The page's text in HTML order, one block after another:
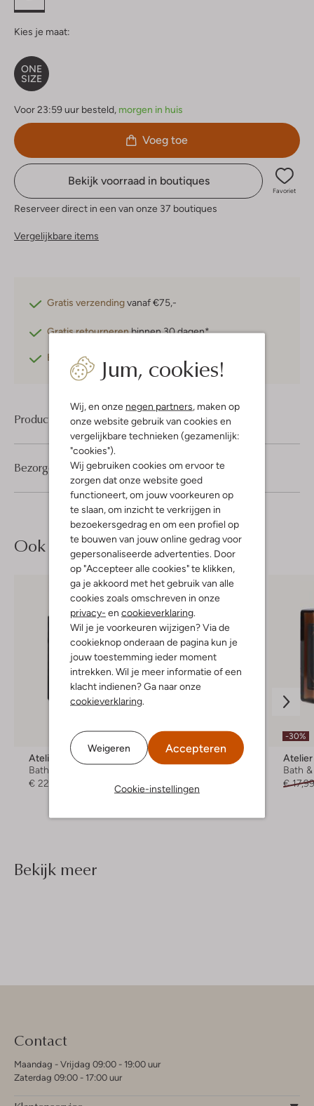
Jum, cookies!
Wij, en onze negen partners, maken op
onze website gebruik van cookies en
vergelijkbare technieken (gezamenlijk:
"cookies").
Wij gebruiken cookies om ervoor te
zorgen dat onze website goed
functioneert, om jouw voorkeuren op
te slaan, om inzicht te verkrijgen in
bezoekersgedrag en om een profiel op
te bouwen van jouw online gedrag voor
gepersonaliseerde advertenties. Door
op "Accepteer alle cookies" te klikken,
ga je akkoord met het gebruik van alle
cookies zoals omschreven in onze
privacy- en cookieverklaring.
Wil je je voorkeuren wijzigen? Via de
cookieknop onderaan de pagina kun je
jouw toestemming ieder moment
intrekken. Wil je meer informatie of een
klacht indienen? Ga naar onze
cookieverklaring.
Weigeren Accepteren
Cookie-instellingen
Kies je maat:
ONE
SIZE
Voor 23:59 uur besteld, morgen in huis
Voeg toe
Bekijk voorraad in boutiques
Favoriet
Reserveer direct in een van onze 37 boutiques
Vergelijkbare items
Gratis verzendingvanaf €75,-
Gratis retournerenbinnen 30 dagen*
Betaal achteraf
Product informatie
Bezorgen & retourneren
Ook iets voor jou?
Atelier Rebul
Bath & Body
€ 22,99
Atelier Rebul
€ 24,99
-30%
Atelier
Bath
€
Bekijk meer
Contact
Maandag - Vrijdag 09:00 - 19:00 uur
Zaterdag 09:00 - 17:00 uur